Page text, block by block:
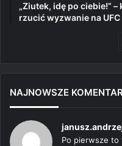
„Ziutek, idę po ciebie!”
rzucić wyzwanie na
NAJNOWSZE
Po pierwsze to